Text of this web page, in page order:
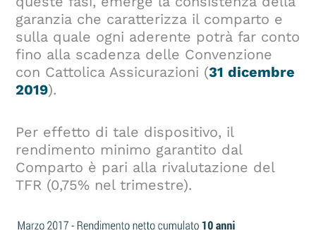
garanzia che caratterizza il comparto e
sulla quale ogni aderente potrà far conto
fino alla scadenza delle Convenzione
con Cattolica Assicurazioni (31 dicembre
2019).
Per effetto di tale dispositivo, il
rendimento minimo garantito dal
Comparto è pari alla rivalutazione del
TFR (0,75% nel trimestre).